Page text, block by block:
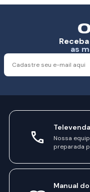
as
Nossa
preparada
Manual